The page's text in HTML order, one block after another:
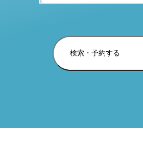
検索・予約する